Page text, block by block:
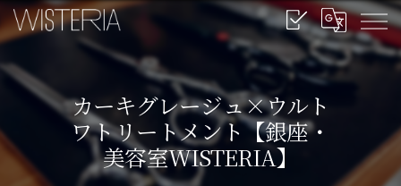
カーキグレージュ×ウルト
ワトリートメント【銀座・
美容室WISTERIA】